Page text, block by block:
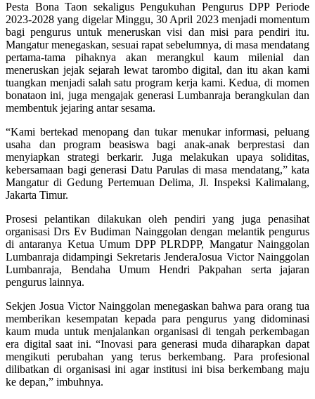
Pesta Bona Taon sekaligus Pengukuhan Pengurus DPP Periode
2023-2028 yang digelar Minggu, 30 April 2023 menjadi momentum
bagi pengurus untuk meneruskan visi dan misi para pendiri itu.
Mangatur menegaskan, sesuai rapat sebelumnya, di masa mendatang
pertama-tama pihaknya akan merangkul kaum milenial dan
meneruskan jejak sejarah lewat tarombo digital, dan itu akan kami
tuangkan menjadi salah satu program kerja kami. Kedua, di momen
bonataon ini, juga mengajak generasi Lumbanraja berangkulan dan
membentuk jejaring antar sesama.
“Kami bertekad menopang dan tukar menukar informasi, peluang
usaha dan program beasiswa bagi anak-anak berprestasi dan
menyiapkan strategi berkarir. Juga melakukan upaya soliditas,
kebersamaan bagi generasi Datu Parulas di masa mendatang,” kata
Mangatur di Gedung Pertemuan Delima, Jl. Inspeksi Kalimalang,
Jakarta Timur.
Prosesi pelantikan dilakukan oleh pendiri yang juga penasihat
organisasi Drs Ev Budiman Nainggolan dengan melantik pengurus
di antaranya Ketua Umum DPP PLRDPP, Mangatur Nainggolan
Lumbanraja didampingi Sekretaris JenderaJosua Victor Nainggolan
Lumbanraja, Bendaha Umum Hendri Pakpahan serta jajaran
pengurus lainnya.
Sekjen Josua Victor Nainggolan menegaskan bahwa para orang tua
memberikan kesempatan kepada para pengurus yang didominasi
kaum muda untuk menjalankan organisasi di tengah perkembagan
era digital saat ini. “Inovasi para generasi muda diharapkan dapat
mengikuti perubahan yang terus berkembang. Para profesional
dilibatkan di organisasi ini agar institusi ini bisa berkembang maju
ke depan,” imbuhnya.